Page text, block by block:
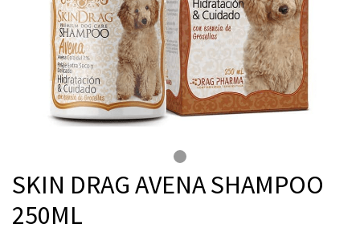
SKIN DRAG AVENA SHAMPOO
250ML